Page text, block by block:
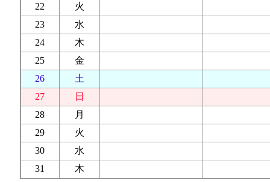
22
火
23
水
24
木
25
金
26
土
27
日
28
月
29
火
30
水
31
木